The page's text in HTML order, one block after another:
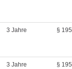
3 Jahre §
3 Jahre §